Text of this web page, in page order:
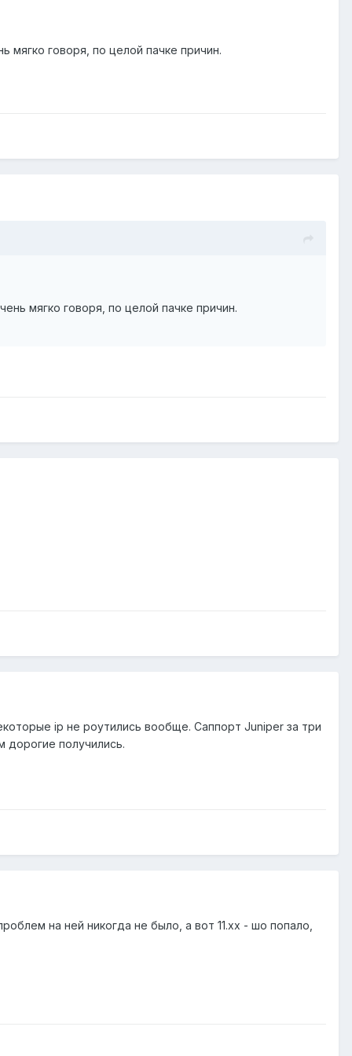
мягко говоря, по целой пачке причин.
мягко говоря, по целой пачке причин.
ip не роутились вообще. Саппорт Juniper за три
дорогие получились.
на ней никогда не было, а вот 11.хх - шо попало,